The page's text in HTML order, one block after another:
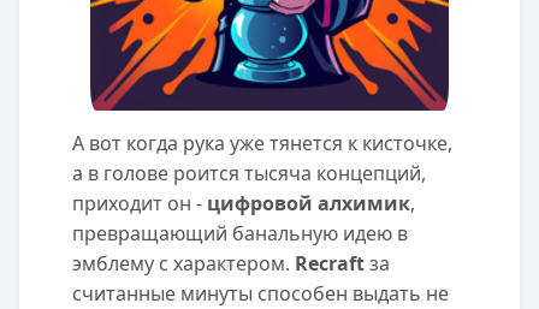
А вот когда рука уже тянется к кисточке,
а в голове роится тысяча концепций,
приходит он - цифровой алхимик,
превращающий банальную идею в
эмблему с характером. Recraftза
считанные минуты способен выдать не